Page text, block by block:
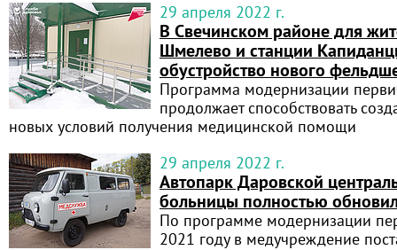
29 апреля 2022 г.
В Свечинском районе для
Шмелево и станции
обустройство нового
Программа модернизации
продолжает способствовать
новых условий получения медицинской помощи
29 апреля 2022 г.
Автопарк Даровской
больницы полностью
По программе модернизации
2021 году в медучреждение